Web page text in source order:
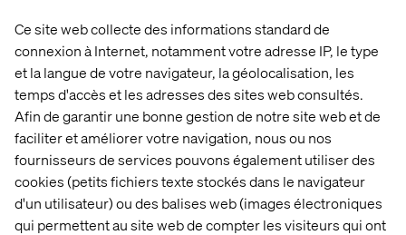
Ce site web collecte des informations standard de
connexion à Internet, notamment votre adresse IP, le type
et la langue de votre navigateur, la géolocalisation, les
temps d'accès et les adresses des sites web consultés.
Afin de garantir une bonne gestion de notre site web et de
faciliter et améliorer votre navigation, nous ou nos
fournisseurs de services pouvons également utiliser des
cookies (petits fichiers texte stockés dans le navigateur
d'un utilisateur) ou des balises web (images électroniques
qui permettent au site web de compter les visiteurs qui ont
approach and its potential to revolutionize
manufacturing processes.
Join us for this exclusive in-person event, where you will
have the opportunity to engage with industry experts,
thought leaders, and like-minded professionals in a face-
to-face setting.
Reserve Your Spot Now!